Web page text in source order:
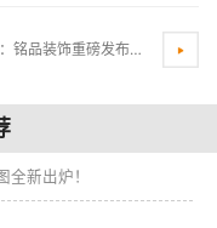
下一篇：铭品装饰重磅发布：放心家装新标准，甲醛不合格，直赔10万元！
全新出炉！